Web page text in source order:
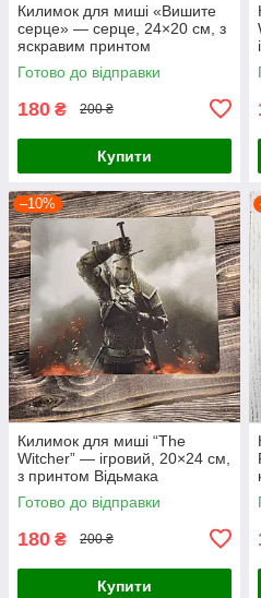
Килимок для миші «Вишите
серце» — серце, 24×20 см, з
яскравим принтом
Готово до відправки
180 ₴ 200 ₴
Купити
–10%
Килимок для миші “The
Witcher” — ігровий, 20×24 см,
з принтом Відьмака
Готово до відправки
180 ₴ 200 ₴
Купити